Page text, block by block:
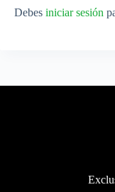
Debes iniciar sesión